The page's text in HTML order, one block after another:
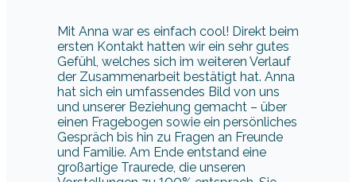
Mit Anna war es einfach cool! Direkt beim
ersten Kontakt hatten wir ein sehr gutes
Gefühl, welches sich im weiteren Verlauf
der Zusammenarbeit bestätigt hat. Anna
hat sich ein umfassendes Bild von uns
und unserer Beziehung gemacht – über
einen Fragebogen sowie ein persönliches
Gespräch bis hin zu Fragen an Freunde
und Familie. Am Ende entstand eine
großartige Traurede, die unseren